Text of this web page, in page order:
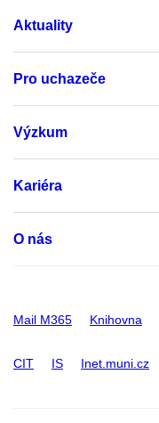
Aktuality
Pro uchazeče
Výzkum
Kariéra
O nás
Mail M365 Knihovna
CIT IS Inet.muni.cz